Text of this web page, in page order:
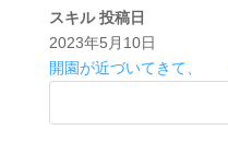
スキル 投稿日
2023年5月10日
開園が近づいてきて、